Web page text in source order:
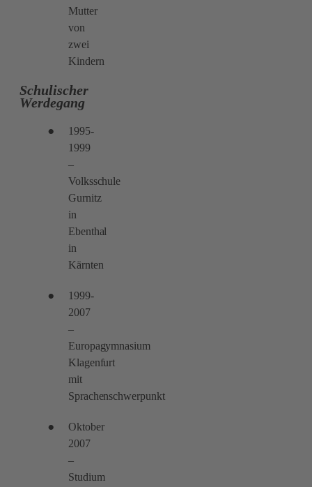
Mutter
von
zwei
Kindern ​​​
Schulischer
Werdegang
1995-
1999
–
Volksschule
Gurnitz
in
Ebenthal
in
Kärnten
1999-
2007
–
Europagymnasium
Klagenfurt
mit
Sprachenschwerpunkt
Oktober
2007
–
Studium